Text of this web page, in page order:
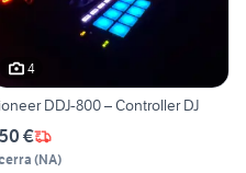
4
DDJ-800 – Controller DJ
€
(NA)